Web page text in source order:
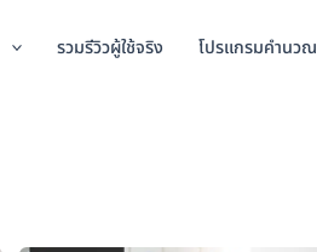
รวมรีวิวผู้ใช้จริง โปรแกรมคำนวณ